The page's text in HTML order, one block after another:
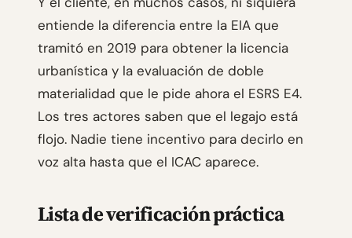
entiende la diferencia entre la EIA que
tramitó en 2019 para obtener la licencia
urbanística y la evaluación de doble
materialidad que le pide ahora el ESRS E4.
Los tres actores saben que el legajo está
flojo. Nadie tiene incentivo para decirlo en
voz alta hasta que el ICAC aparece.
Lista de verificación práctica